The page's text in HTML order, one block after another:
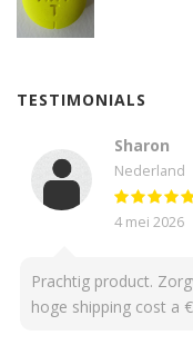
TESTIMONIALS
Sharon
Nederland
4 mei 2026
Prachtig product.
hoge shipping cost a